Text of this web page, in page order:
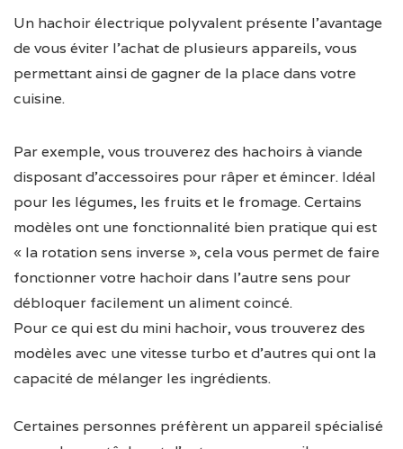
Un hachoir électrique polyvalent présente l’avantage
de vous éviter l’achat de plusieurs appareils, vous
permettant ainsi de gagner de la place dans votre
cuisine.
Par exemple, vous trouverez des hachoirs à viande
disposant d’accessoires pour râper et émincer. Idéal
pour les légumes, les fruits et le fromage. Certains
modèles ont une fonctionnalité bien pratique qui est
« la rotation sens inverse », cela vous permet de faire
fonctionner votre hachoir dans l’autre sens pour
débloquer facilement un aliment coincé.
Pour ce qui est du mini hachoir, vous trouverez des
modèles avec une vitesse turbo et d’autres qui ont la
capacité de mélanger les ingrédients.
Certaines personnes préfèrent un appareil spécialisé